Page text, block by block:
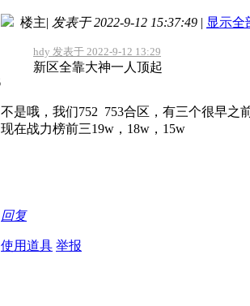
楼主| 发表于 2022-9-12 15:37:49 | 显示全
hdy 发表于 2022-9-12 13:29
新区全靠大神一人顶起
不是哦，我们752 753合区，有三个很早之
现在战力榜前三19w，18w，15w
回复
使用道具 举报